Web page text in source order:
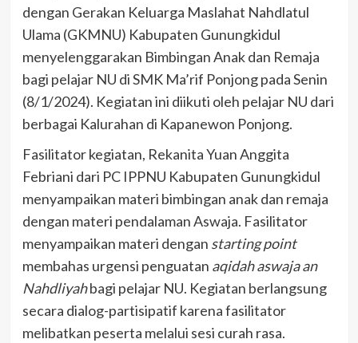
dengan Gerakan Keluarga Maslahat Nahdlatul
Ulama (GKMNU) Kabupaten Gunungkidul
menyelenggarakan Bimbingan Anak dan Remaja
bagi pelajar NU di SMK Ma’rif Ponjong pada Senin
(8/1/2024). Kegiatan ini diikuti oleh pelajar NU dari
berbagai Kalurahan di Kapanewon Ponjong.
Fasilitator kegiatan, Rekanita Yuan Anggita
Febriani dari PC IPPNU Kabupaten Gunungkidul
menyampaikan materi bimbingan anak dan remaja
dengan materi pendalaman Aswaja. Fasilitator
menyampaikan materi dengan starting point
membahas urgensi penguatan aqidah aswaja an
Nahdliyahbagi pelajar NU. Kegiatan berlangsung
secara dialog-partisipatif karena fasilitator
melibatkan peserta melalui sesi curah rasa.